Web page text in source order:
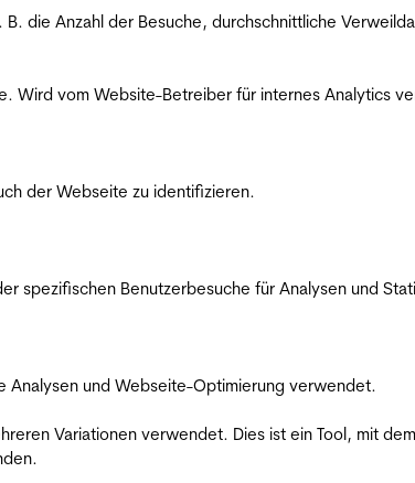
die Anzahl der Besuche, durchschnittliche
Wird vom Website-Betreiber für internes Analytics
der Webseite zu identifizieren.
spezifischen Benutzerbesuche für Analysen und
Analysen und Webseite-Optimierung verwendet.
Variationen verwendet. Dies ist ein Tool, mit